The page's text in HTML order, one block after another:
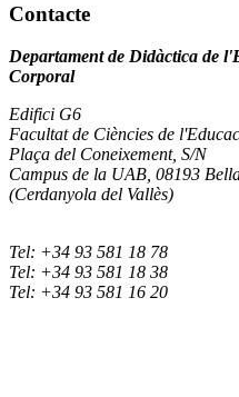
Contacte
Departament de Didàctica de
Corporal
Edifici G6
Facultat de Ciències de
Plaça del Coneixement, S/N
Campus de la UAB, 08193
(Cerdanyola del Vallès)
Tel: +34 93 581 18 78
Tel: +34 93 581 18 38
Tel: +34 93 581 16 20